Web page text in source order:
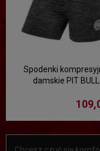
Spodenki
damskie PIT BULL
grafitowe melanż